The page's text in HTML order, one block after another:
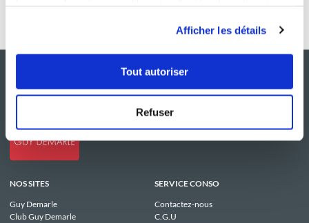
Afficher les détails
Tout autoriser
Refuser
NOS SITES
Guy Demarle
Club Guy Demarle
SERVICE CONSO
Contactez-nous
C.G.U